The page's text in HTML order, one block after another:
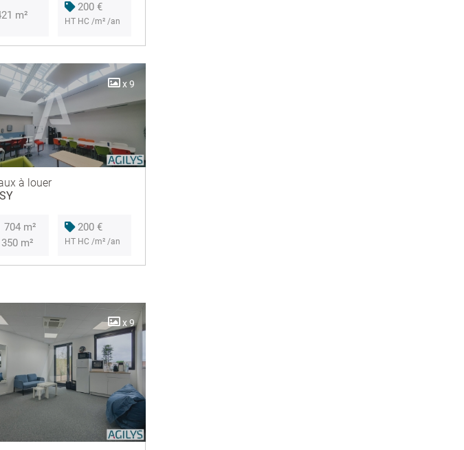
m²
200 €
HT HC /m² /an
x 9
à louer
704 m²
350 m²
200 €
HT HC /m² /an
x 9